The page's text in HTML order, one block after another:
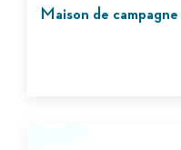
Maison de